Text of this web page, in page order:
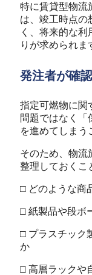
特に賃貸型物流
は、竣工時点の
く、将来的な利
りが求められま
発注者が確
指定可燃物に関
問題ではなく「
を進めてしまう
そのため、物流
整理しておくこ
□ どのような商
□ 紙製品や段ボ
□ プラスチック
か
□ 高層ラックや